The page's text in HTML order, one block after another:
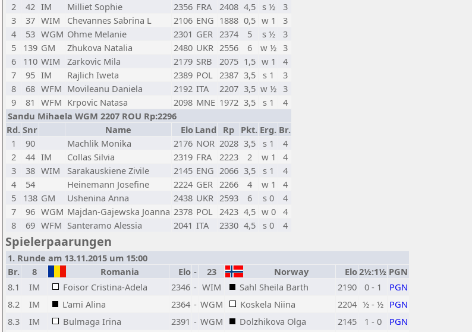
2
42 IM Milliet Sophie 2356 FRA 2408 4,5 s ½
3
3
37 WIM Chevannes Sabrina L 2106 ENG 1888 0,5 w 1
3
4
53 WGM Ohme Melanie 2301 GER 2374 5 s ½
3
5
139 GM Zhukova Natalia 2480 UKR 2556 6 w ½ 3
6
110 WIM Zarkovic Mila 2179 SRB 2075 1,5 w 1
4
7
95 IM Rajlich Iweta 2389 POL 2387 3,5 s 1
3
8
68 WFM Movileanu Daniela 2192 ITA 2207 3,5 w ½ 3
9
81 WFM Krpovic Natasa 2098 MNE 1972 3,5 s 1
4
Sandu Mihaela WGM 2207 ROU Rp:2296
Rd. Snr Name Elo Land Rp Pkt. Erg. Br.
1
90 Machlik Monika 2176 NOR 2028 3,5 s 1
4
2
44 IM Collas Silvia 2319 FRA 2223 2 w 1
4
3
38 WIM Sarakauskiene Zivile 2145 ENG 2066 3,5 s 1
4
4
54 Heinemann Josefine 2224 GER 2266 4 w 1
4
5
138 GM Ushenina Anna 2438 UKR 2593 6 s 0
4
7
96 WGM Majdan-Gajewska Joanna 2378 POL 2423 4,5 w 0
4
8
69 WFM Santeramo Alessia 2041 ITA 2330 4,5 s 0 4
Spielerpaarungen
1. Runde am 13.11.2015 um 15:00
Br.
8 Romania Elo - 23 Norway Elo2½:1½ PGN
8.1
IM Foisor Cristina-Adela 2346 - WIM Sahl Sheila Barth 2190 0 - 1
PGN
8.2
IM L'ami Alina 2364 - WGM Koskela Niina 2204 ½ - ½ PGN
8.3
IM Bulmaga Irina 2391 - WGM Dolzhikova Olga 2145 1 - 0
PGN